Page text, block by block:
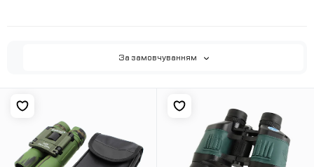
За замовчуванням